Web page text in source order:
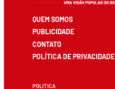
QUEM SOMOS
PUBLICIDADE
CONTATO
POLÍTICA DE PRIVACIDADE
POLÍTICA